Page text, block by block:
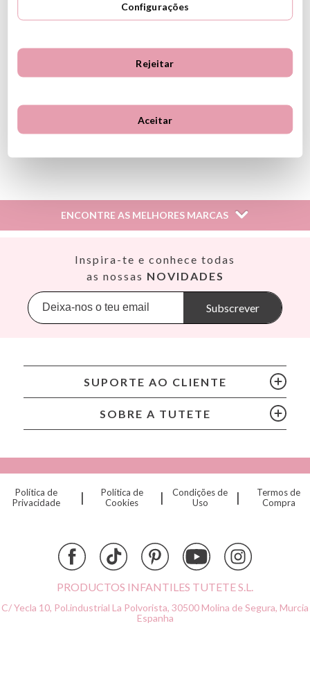
Medidas aproximadas: 7,4 cm de altura x 5 cm de diâmetro
Inclui 12 tubos de rádio em 6 cores
Eles refletem a luz assim que acendem
Fácil de instalar
(*) Este produto inclui a marcação CE de acordo com a legislação
sobre Seguridad General de Productos (GPSR).
30500, Molina de Segura, Murcia
dpd@tutete.com
ENCONTRE AS MELHORES MARCAS
Banwood
BIBS
Cristina de Jos'h
Djeco
Inspira-te e conhece todas
as nossas NOVIDADES
Subscrever
SUPORTE AO CLIENTE
SOBRE A TUTETE
Política de
Privacidade
|
Política de
Cookies
|
Condições de
Uso
|
Termos de
Compra
PRODUCTOS INFANTILES TUTETE S.L.
C/ Yecla 10, Pol.industrial La Polvorista, 30500 Molina de Segura, Murcia
Espanha
Configurações
Rejeitar
Aceitar